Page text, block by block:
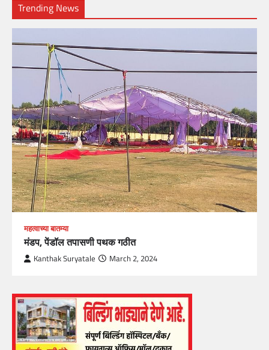
Trending News
महत्वाच्या बातम्या
मंडप, पेंडॉल तपासणी पथक गठीत
Kanthak Suryatale March 2, 2024